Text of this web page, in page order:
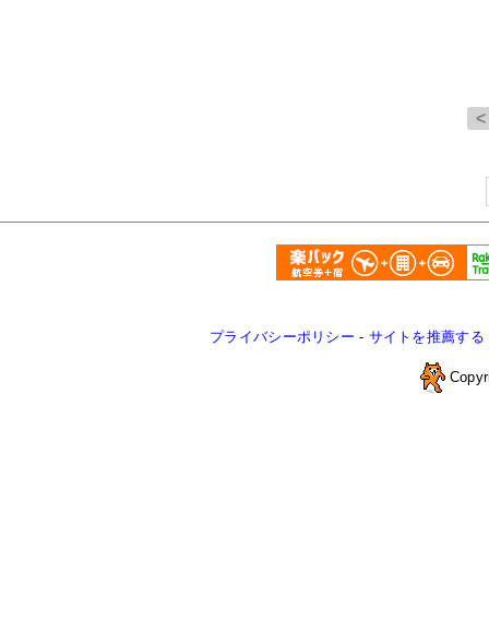
プライバシーポリシー - サイトを推薦する